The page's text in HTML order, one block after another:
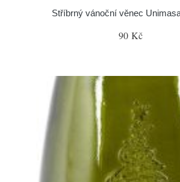
Stříbrný vánoční věnec
90 Kč